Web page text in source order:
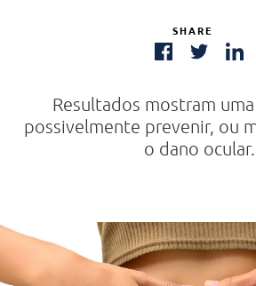
SHARE
Resultados mostram
possivelmente prevenir, ou
o dano ocular.